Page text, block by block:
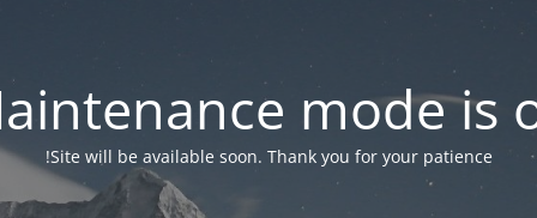
mode is
Site will be available soon. Thank you for your patience!